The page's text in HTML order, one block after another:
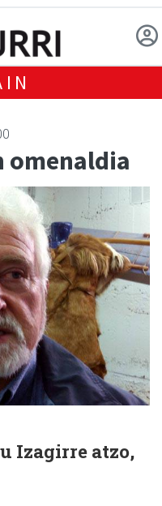
omenaldia
Izagirre atzo,